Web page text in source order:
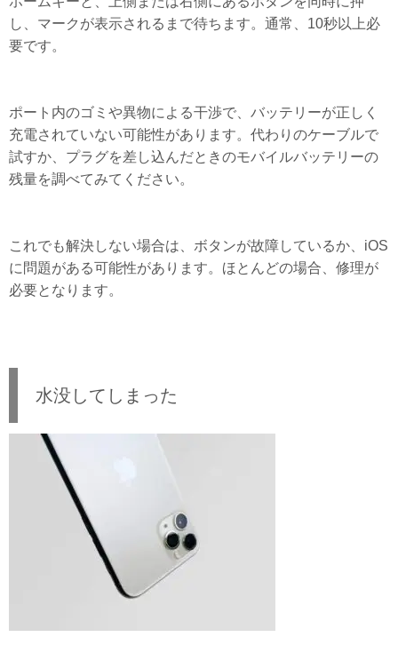
し、マークが表示されるまで待ちます。通常、10秒以上必
要です。
ポート内のゴミや異物による干渉で、バッテリーが正しく
充電されていない可能性があります。代わりのケーブルで
試すか、プラグを差し込んだときのモバイルバッテリーの
残量を調べてみてください。
これでも解決しない場合は、ボタンが故障しているか、iOS
に問題がある可能性があります。ほとんどの場合、修理が
必要となります。
水没してしまった